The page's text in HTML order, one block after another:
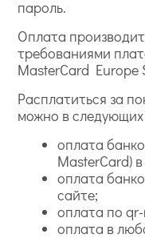
пароль.
Оплата
требованиями
MasterCard Europe
Расплатиться за
можно в следующих
оплата
MasterCard)
оплата
сайте;
оплата по qr-
оплата в